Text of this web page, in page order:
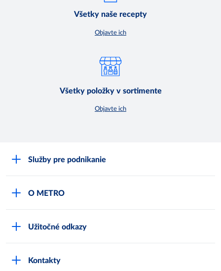
Všetky naše recepty
Objavte ich
Všetky položky v sortimente
Objavte ich
Služby pre podnikanie
Track & trace
O METRO
Užitočné odkazy
Kontakty